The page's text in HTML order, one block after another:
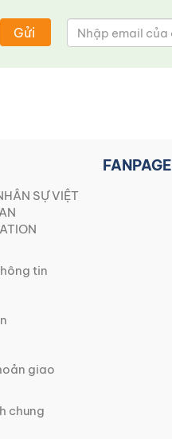
Gửi
SỰ VIỆT
tin
giao
chung
FANPAGE